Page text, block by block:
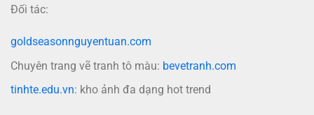
Đối tác:
goldseasonnguyentuan.com
Chuyên trang vẽ tranh tô màu: bevetranh.com
tinhte.edu.vn: kho ảnh đa dạng hot trend